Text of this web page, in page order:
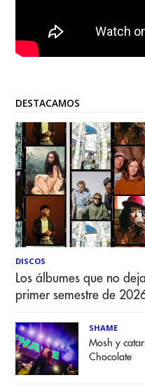
DESTACAMOS
DISCOS
Los álbumes que no
primer semestre de
SHAME
Mosh y
Chocolate